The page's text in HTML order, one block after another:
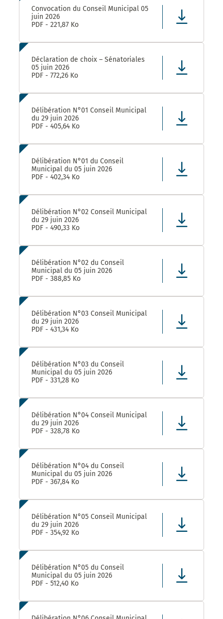
Convocation du Conseil Municipal 05
juin 2026
PDF - 221,87 Ko
Déclaration de choix – Sénatoriales
05 juin 2026
PDF - 772,26 Ko
Délibération N°01 Conseil Municipal
du 29 juin 2026
PDF - 405,64 Ko
Délibération N°01 du Conseil
Municipal du 05 juin 2026
PDF - 402,34 Ko
Délibération N°02 Conseil Municipal
du 29 juin 2026
PDF - 490,33 Ko
Délibération N°02 du Conseil
Municipal du 05 juin 2026
PDF - 388,85 Ko
Délibération N°03 Conseil Municipal
du 29 juin 2026
PDF - 431,34 Ko
Délibération N°03 du Conseil
Municipal du 05 juin 2026
PDF - 331,28 Ko
Délibération N°04 Conseil Municipal
du 29 juin 2026
PDF - 328,78 Ko
Délibération N°04 du Conseil
Municipal du 05 juin 2026
PDF - 367,84 Ko
Délibération N°05 Conseil Municipal
du 29 juin 2026
PDF - 354,92 Ko
Délibération N°05 du Conseil
Municipal du 05 juin 2026
PDF - 512,40 Ko